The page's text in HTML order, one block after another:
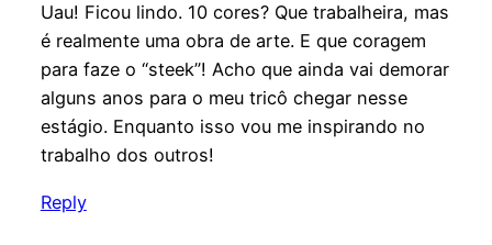
Uau! Ficou lindo. 10 cores? Que trabalheira, mas
é realmente uma obra de arte. E que coragem
para faze o “steek”! Acho que ainda vai demorar
alguns anos para o meu tricô chegar nesse
estágio. Enquanto isso vou me inspirando no
trabalho dos outros!
Reply